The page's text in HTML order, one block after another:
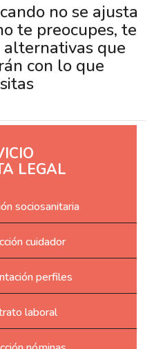
no se ajusta
te preocupes, te
que
con lo que
LEGAL
sociosanitaria
cuidador
perfiles
laboral